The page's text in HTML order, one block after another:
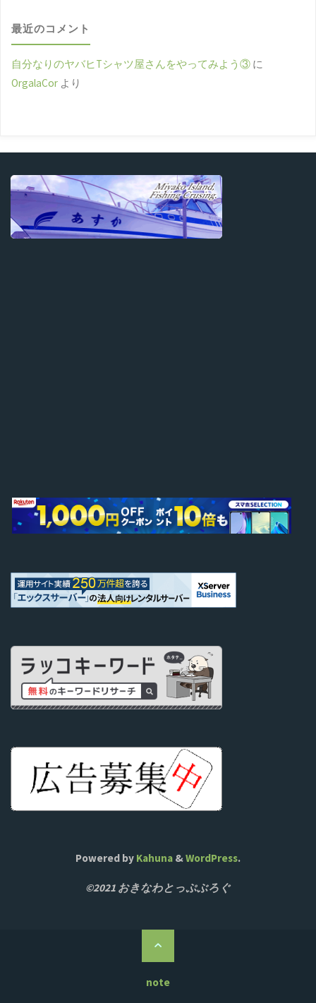
最近のコメント
自分なりのヤバヒTシャツ屋さんをやってみよう③ に
OrgalaCor より
Powered by Kahuna &WordPress.
©2021 おきなわとっぷぶろぐ
note
ト
ッ
プ